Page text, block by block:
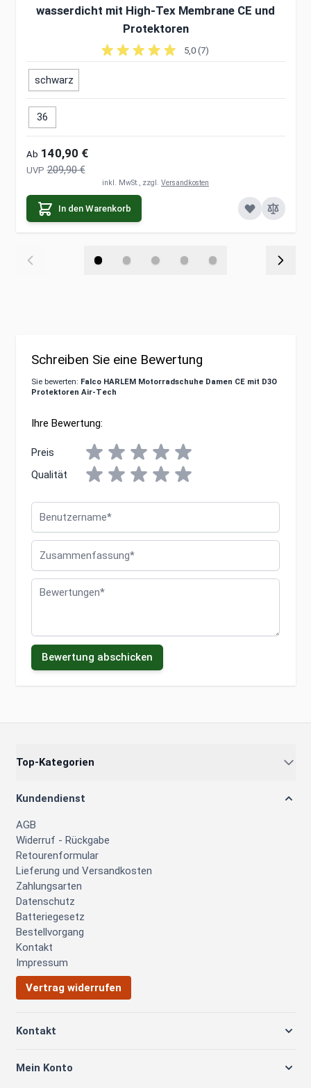
wasserdicht mit High-Tex Membrane CE und
Protektoren
5,0 (7)
schwarz
36
Ab 140,90 €
UVP 209,90 €
inkl. MwSt., zzgl. Versandkosten
In den Warenkorb
Schreiben Sie eine Bewertung
Sie bewerten: Falco HARLEM Motorradschuhe Damen CE mit D3O
Protektoren Air-Tech
Ihre Bewertung:
Preis
Qualität
Bewertungen
Bewertung abschicken
Top-Kategorien
Kundendienst
AGB
Widerruf - Rückgabe
Retourenformular
Lieferung und Versandkosten
Zahlungsarten
Datenschutz
Batteriegesetz
Bestellvorgang
Kontakt
Impressum
Vertrag widerrufen
Kontakt
Mein Konto